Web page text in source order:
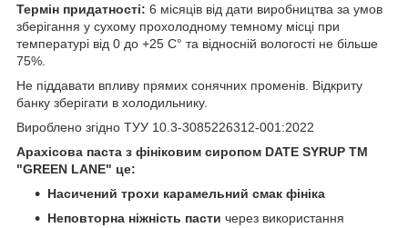
Термін придатності: 6 місяців від дати виробництва за умов
зберігання у сухому прохолодному темному місці при
температурі від 0 до +25 С° та відносній вологості не більше
75%.
Не піддавати впливу прямих сонячних променів. Відкриту
банку зберігати в холодильнику.
Вироблено згідно ТУУ 10.3-3085226312-001:2022
Арахісова паста з фініковим сиропом DATE SYRUP ТМ
"GREEN LANE" це:
Насичений трохи карамельний смак фініка
Неповторна ніжність пасти через використання